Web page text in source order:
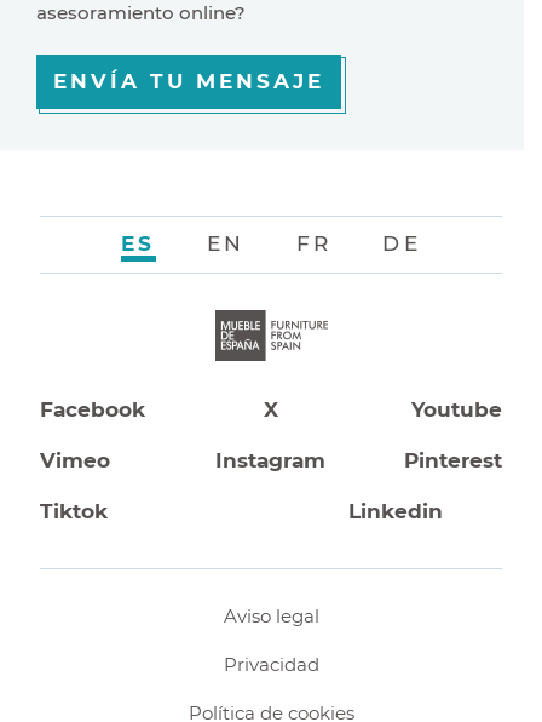
asesoramiento online?
ENVÍA TU MENSAJE
Facebook X Youtube
Vimeo Instagram Pinterest
Tiktok Linkedin
ES EN FR DE
Aviso legal
Privacidad
Política de cookies